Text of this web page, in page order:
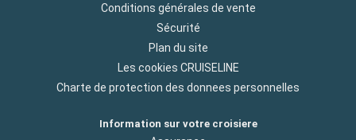
Conditions générales de vente
Sécurité
Plan du site
Les cookies CRUISELINE
Charte de protection des donnees personnelles
Information sur votre croisiere